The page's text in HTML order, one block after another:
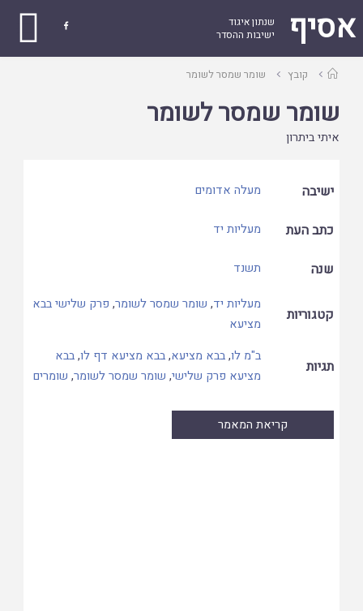
אסיף
שנתון איגוד
ישיבות ההסדר

עמודקובץ שומר שמסר לשומר
שומר שמסר לשומר
איתי ביתרון
ישיבה מעלה אדומים
כתב העת מעליות יד
שנה תשנד
קטגוריות
מעליות יד, שומר שמסר לשומר, פרק שלישי בבא
מציעא
תגיות
ב"מ לו,בבא מציעא,בבא מציעא דף לו,בבא
מציעא פרק שלישי, שומר שמסר לשומר, שומרים
קריאת המאמר